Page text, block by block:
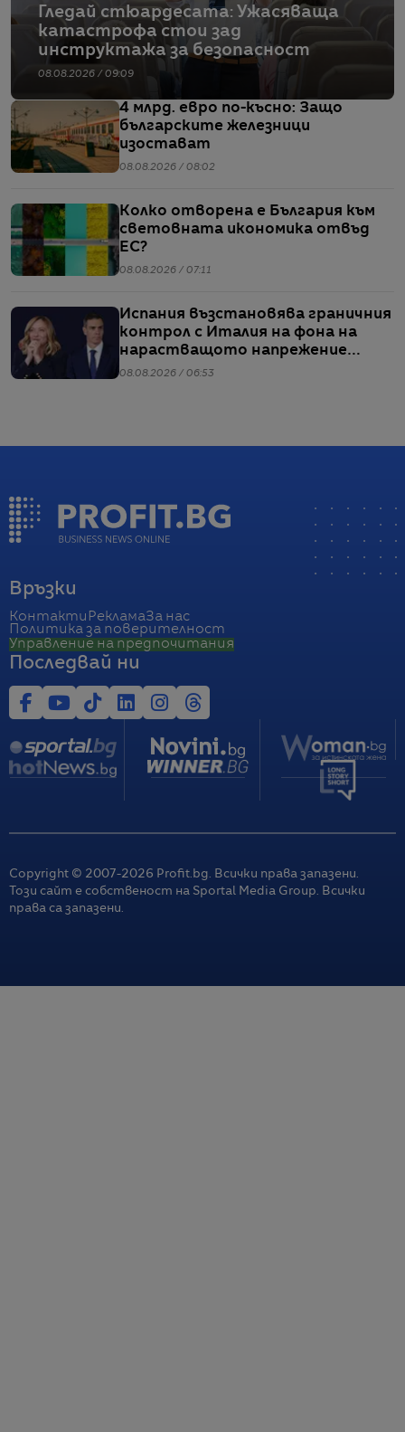
Гледай стюардесата: Ужасяваща
катастрофа стои зад
инструктажа за безопасност
08.08.2026 / 09:09
4 млрд. евро по-късно: Защо
българските железници
изостават
08.08.2026 / 08:02
Колко отворена е България към
световната икономика отвъд
ЕС?
08.08.2026 / 07:11
Испания възстановява граничния
контрол с Италия на фона на
нарастващото напрежение
заради мигрантите
08.08.2026 / 06:53
Връзки
Контакти РекламаЗа нас
Политика за поверителност
Управление на предпочитания
Последвай ни
Copyright © 2007-2026 Profit.bg. Всички права запазени.
Този сайт е собственост на Sportal Media Group. Всички
права са запазени.